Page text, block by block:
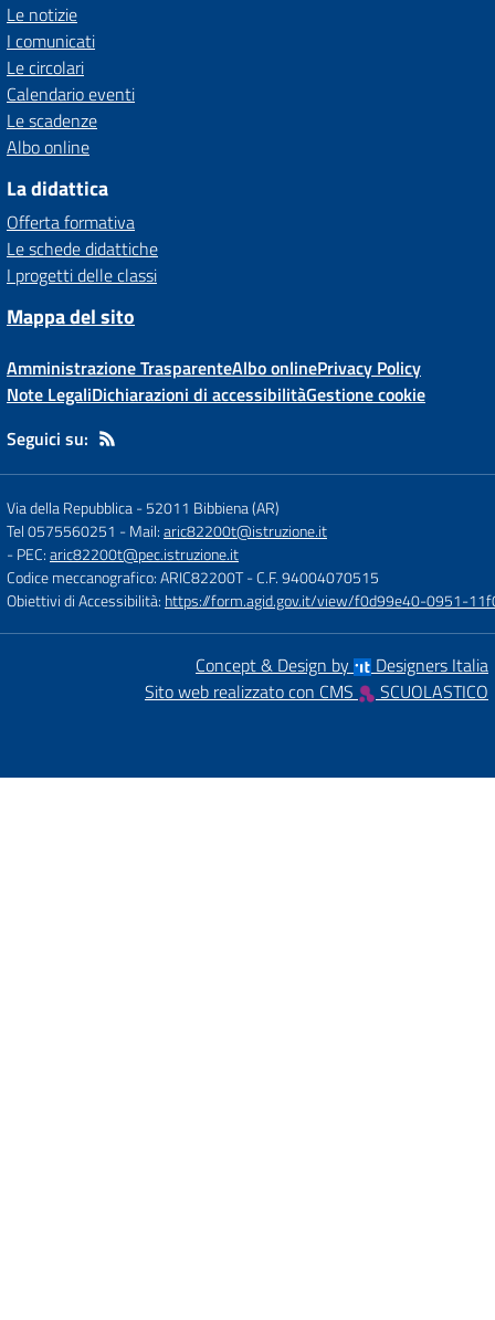
Le notizie
I comunicati
Le circolari
Calendario eventi
Le scadenze
Albo online
La didattica
Offerta formativa
Le schede didattiche
I progetti delle classi
Mappa del sito
Amministrazione TrasparenteAlbo onlinePrivacy Policy
Note LegaliDichiarazioni di accessibilitàGestione cookie
Seguici su:
Via della Repubblica-52011 Bibbiena (AR)
Tel 0575560251 - Mail:aric82200t@istruzione.it
- PEC:aric82200t@pec.istruzione.it
Codice meccanografico: ARIC82200T- C.F. 94004070515
Obiettivi di Accessibilità: https://form.agid.gov.it/view/f0d99e40-0951-
Concept & Design by
Designers Italia
Sito web realizzato con CMS
SCUOLASTICO